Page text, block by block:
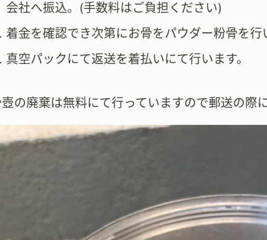
会社へ振込。(手数料はご負担ください)
着金を確認でき次第にお骨をパウダー粉骨を行
真空パックにて返送を着払いにて行います。
の廃棄は無料にて行っていますので郵送の際